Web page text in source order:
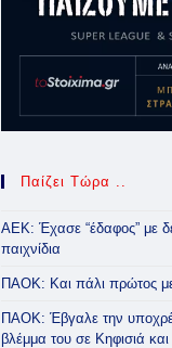
Παίζει Τώρα ..
ΑΕΚ: Έχασε “έδαφος” με
παιχνίδια
ΠΑΟΚ: Και πάλι πρώτος
ΠΑΟΚ: Έβγαλε την
βλέμμα του σε Κηφισιά